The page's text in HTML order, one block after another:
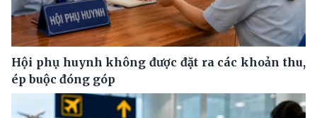
Hội phụ huynh không được đặt ra các khoản thu,
ép buộc đóng góp